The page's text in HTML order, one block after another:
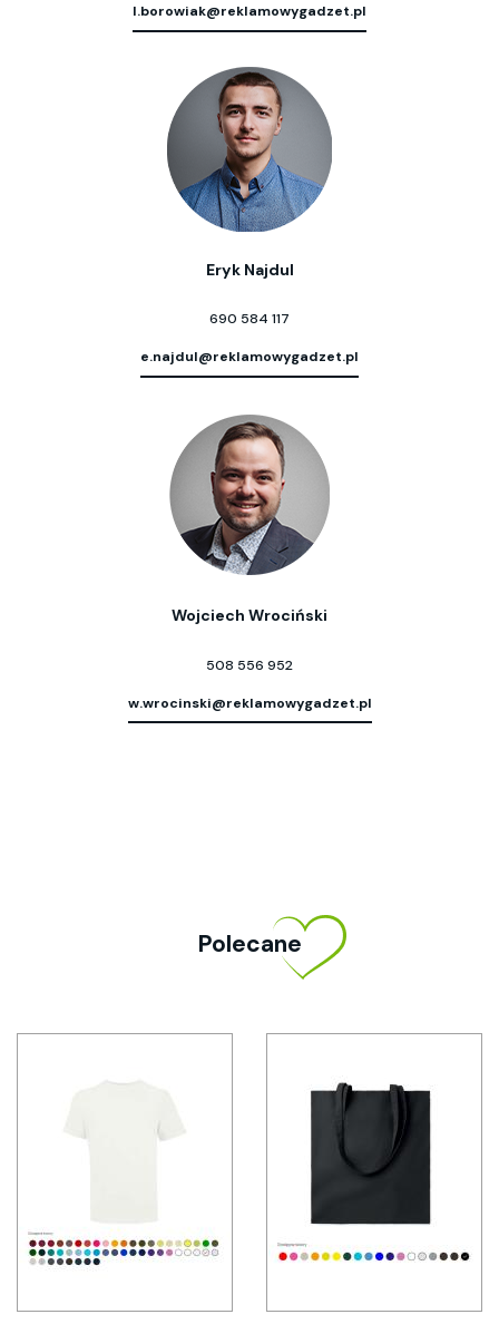
l.borowiak@reklamowygadzet.pl
Eryk Najdul
690 584 117
e.najdul@reklamowygadzet.pl
Wojciech Wrociński
508 556 952
w.wrocinski@reklamowygadzet.pl
Polecane